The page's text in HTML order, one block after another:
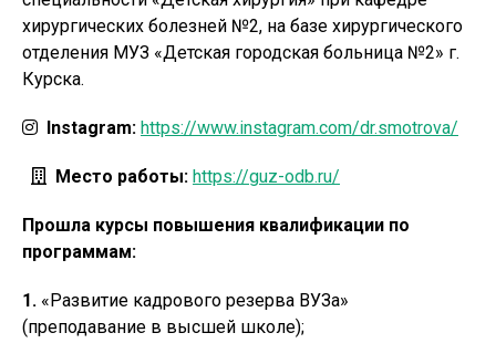
хирургических болезней №2, на базе хирургического
отделения МУЗ «Детская городская больница №2» г.
Курска.
Instagram: https://www.instagram.com/dr.smotrova/
Место работы: https://guz-odb.ru/
Прошла курсы повышения квалификации по
программам:
1. «Развитие кадрового резерва ВУЗа»
(преподавание в высшей школе);